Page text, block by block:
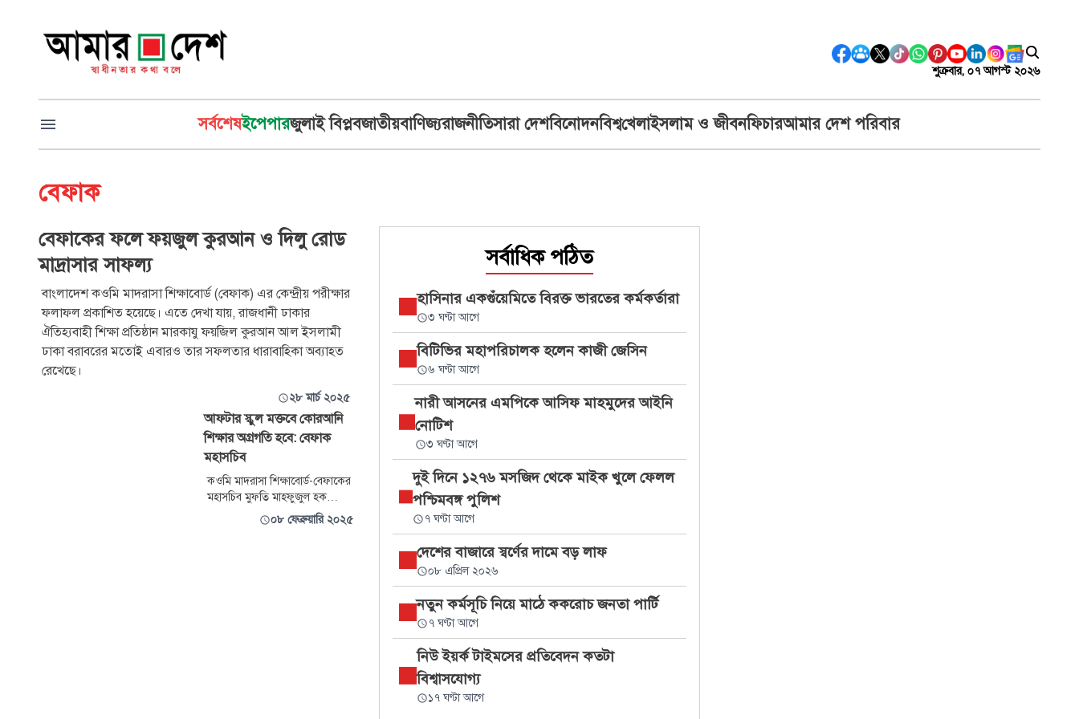
শুক্রবার, ০৭ আগস্ট ২০২৬
সর্বশেষইপেপারজুলাই বিপ্লবজাতীয়বাণিজ্যরাজনীতিসারা দেশবিনোদনবিশ্বখেলাইসলাম ও জীবনফিচারআমার দেশ পরিবার
বেফাক
বেফাকের ফলে ফয়জুল কুরআন ও দিলু রোড
মাদ্রাসার সাফল্য
বাংলাদেশ কওমি মাদরাসা শিক্ষাবোর্ড (বেফাক) এর কেন্দ্রীয় পরীক্ষার
ফলাফল প্রকাশিত হয়েছে। এতে দেখা যায়, রাজধানী ঢাকার
ঐতিহ্যবাহী শিক্ষা প্রতিষ্ঠান মারকাযু ফয়জিল কুরআন আল ইসলামী
ঢাকা বরাবরের মতোই এবারও তার সফলতার ধারাবাহিকা অব্যাহত
রেখেছে।
২৮ মার্চ ২০২৫
আফটার স্কুল মক্তবে কোরআনি
শিক্ষার অগ্রগতি হবে: বেফাক
মহাসচিব
কওমি মাদরাসা শিক্ষাবোর্ড-বেফাকের
মহাসচিব মুফতি মাহফুজুল হক
বলেছেন, স্কুলগামী শিক্ষার্থীদের দ্বীনি
ইলম শেখানোর সবচেয়ে ফলপ্রসূ
০৮ ফেব্রুয়ারি ২০২৫
সর্বাধিক পঠিত
হাসিনার একগুঁয়েমিতে বিরক্ত ভারতের কর্মকর্তারা
৩ ঘণ্টা আগে
বিটিভির মহাপরিচালক হলেন কাজী জেসিন
৬ ঘণ্টা আগে
নারী আসনের এমপিকে আসিফ মাহমুদের আইনি
নোটিশ
৩ ঘণ্টা আগে
দুই দিনে ১২৭৬ মসজিদ থেকে মাইক খুলে ফেলল
পশ্চিমবঙ্গ পুলিশ
৭ ঘণ্টা আগে
দেশের বাজারে স্বর্ণের দামে বড় লাফ
০৮ এপ্রিল ২০২৬
নতুন কর্মসূচি নিয়ে মাঠে ককরোচ জনতা পার্টি
৭ ঘণ্টা আগে
নিউ ইয়র্ক টাইমসের প্রতিবেদন কতটা
বিশ্বাসযোগ্য
১৭ ঘণ্টা আগে